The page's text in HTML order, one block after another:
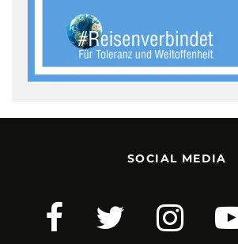
SOCIAL MEDIA